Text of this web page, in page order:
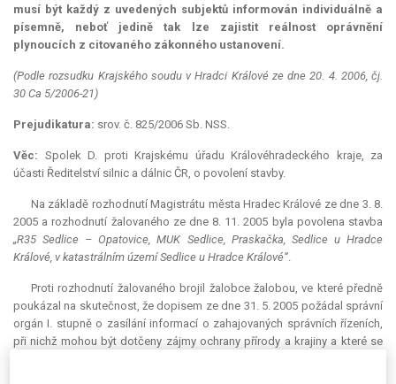
musí být každý z uvedených subjektů informován individuálně a
písemně, neboť jedině tak lze zajistit reálnost oprávnění
plynoucích z citovaného zákonného ustanovení.
(Podle rozsudku Krajského soudu v Hradci Králové ze dne 20. 4. 2006, čj.
30 Ca 5/2006-21)
Prejudikatura: srov. č. 825/2006 Sb. NSS.
Věc: Spolek D. proti Krajskému úřadu Královéhradeckého kraje, za
účasti Ředitelství silnic a dálnic ČR, o povolení stavby.
Na základě rozhodnutí Magistrátu města Hradec Králové ze dne 3. 8.
2005 a rozhodnutí žalovaného ze dne 8. 11. 2005 byla povolena stavba
„R35 Sedlice – Opatovice, MUK Sedlice, Praskačka, Sedlice u Hradce
Králové, v katastrálním území Sedlice u Hradce Králové“.
Proti rozhodnutí žalovaného brojil žalobce žalobou, ve které předně
poukázal na skutečnost, že dopisem ze dne 31. 5. 2005 požádal správní
orgán I. stupně o zasílání informací o zahajovaných správních řízeních,
při nichž mohou být dotčeny zájmy ochrany přírody a krajiny a které se